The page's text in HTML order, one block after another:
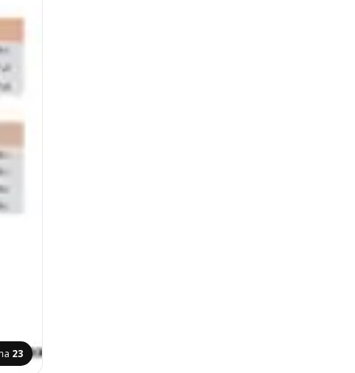
23